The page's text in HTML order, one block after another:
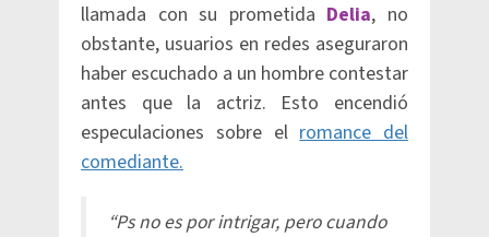
llamada con su prometida Delia, no
obstante, usuarios en redes aseguraron
haber escuchado a un hombre contestar
antes que la actriz. Esto encendió
especulaciones sobre elromance del
comediante.
“Ps no es por intrigar, pero cuando